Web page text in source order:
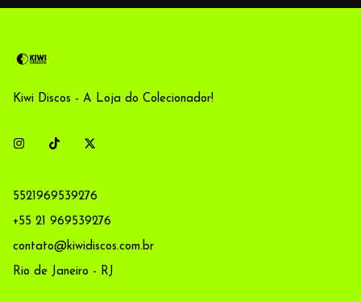
Kiwi Discos - A Loja do Colecionador!
5521969539276
+55 21 969539276
contato@kiwidiscos.com.br
Rio de Janeiro - RJ